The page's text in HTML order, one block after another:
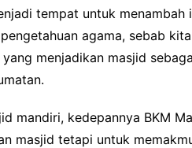
tempat untuk menambah
agama, sebab
menjadikan masjid
mandiri, kedepannya BKM
masjid tetapi untuk